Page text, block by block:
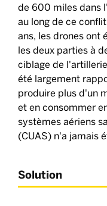
de 600 miles dans
au long de ce
ans, les drones ont
les deux parties à
ciblage de
été largement
produire plus d'un
et en consommer
systèmes aériens
(CUAS) n'a jamais
Solution